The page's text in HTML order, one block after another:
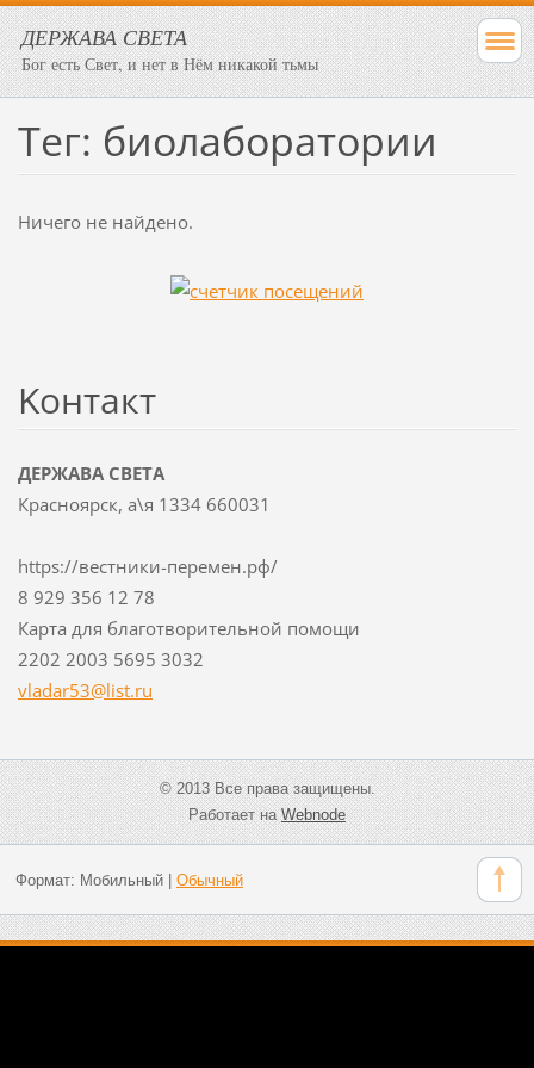
ДЕРЖАВА СВЕТА
Бог есть Свет, и нет в Нём никакой тьмы
Тег: биолаборатории
Ничего не найдено.
Koнтакт
ДЕРЖАВА СВЕТА
Красноярск, а\я 1334 660031
https://вестники-перемен.рф/
8 929 356 12 78
Карта для благотворительной помощи
2202 2003 5695 3032
vladar53@list.ru
© 2013 Все права защищены.
Работает наWebnode
Формат: Мобильный| Обычный